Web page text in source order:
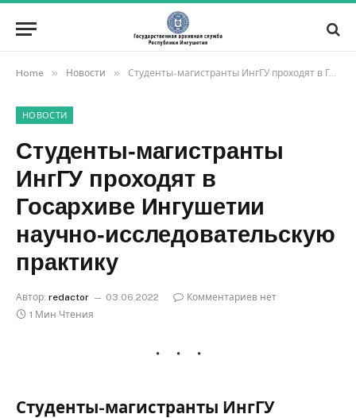
Home » Новости » Студенты-магистранты ИнгГУ проходят в Госархиве Ингушетии научно-исследовательскую практику
НОВОСТИ
Студенты-магистранты
ИнгГУ проходят в
Госархиве Ингушетии
научно-исследовательскую
практику
Автор: redactor 03.06.2022
Комментариев нет
1 Мин Чтения
Студенты-магистранты ИнгГУ